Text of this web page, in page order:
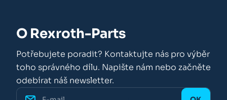
O Rexroth-Parts
Potřebujete poradit? Kontaktujte nás pro výběr
toho správného dílu. Napište nám nebo začněte
odebírat náš newsletter.